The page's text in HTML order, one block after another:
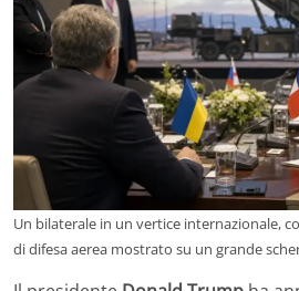
Un bilaterale in un vertice internazionale,
di difesa aerea mostrato su un grande